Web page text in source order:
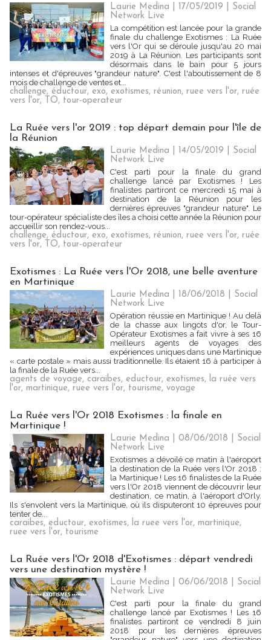
Laurie Medina | 17/05/2019
Social
Network Live
La compétition est lancée pour la grande
finale du challenge Exotismes : La Ruée
vers l'Or qui se déroule jusqu'au 20 mai
2019 à La Réunion. Les participants sont
désormais dans le bain pour 5 jours
intenses et d'épreuves "grandeur nature". C'est l'aboutissement de 8
mois de challenge de ventes et...
challenge, éductour, exo, exotismes, réunion, ruee vers l'or, ruée
vers l'or, TO, tour-operateur
La Ruée vers l'or 2019 : top départ demain pour l'île de
la Réunion
Laurie Medina | 14/05/2019
Social
Network Live
C'est parti pour la finale du grand
challenge lancé par Exotismes ! Les
finalistes partiront ce mercredi 15 mai à
destination de la Réunion pour les
dernières épreuves "grandeur nature". Le
tour-opérateur spécialiste des îles a choisi cette année la Réunion pour
accueillir son rendez-vous...
challenge, éductour, exo, exotismes, réunion, ruee vers l'or, ruée
vers l'or, TO, tour-operateur
Exotismes : La Ruée vers l'Or 2018, une belle aventure
en Martinique
Laurie Medina | 18/06/2018
Social
Network Live
Opération réussie en Martinique ! Au delà
de la chasse aux lingots d'or, le Tour-
Opérateur Exotismes a fait vivre à ses 16
meilleurs agents de voyages des
expériences uniques dans une Martinique
« carte postale » mais aussi traditionnelle. Ils étaient 16 à participer à
la finale de la Ruée vers...
agents de voyage, caraibes, eductour, exotismes, la ruée vers
l'or, martinique, ruee vers l'or, tourisme, voyage
La Ruée vers l'Or 2018 Exotismes : la finale en
Martinique !
Laurie Medina | 08/06/2018
Social
Network Live
Exotismes a dévoilé ce matin à l'aéroport
la destination de la Ruée vers l'Or 2018 :
la Martinique ! Les 16 finalistes de la Ruée
vers l'Or 2018 viennent de découvrir leur
destination, ce matin, à l'aéroport d'Orly.
Ils s'envolent vers la Martinique, où ils disputeront 10 épreuves pour
tenter de...
caraibes, eductour, exotismes, la ruee vers l'or, martinique,
ruee vers l'or, tourisme
La Ruée vers l'Or 2018 d'Exotismes : départ vendredi
vers une destination mystère !
Laurie Medina | 06/06/2018
Social
Network Live
C'est parti pour la finale du grand
challenge lancé par Exotismes ! Les 16
finalistes partiront ce vendredi 8 juin
2018 pour les dernières épreuves